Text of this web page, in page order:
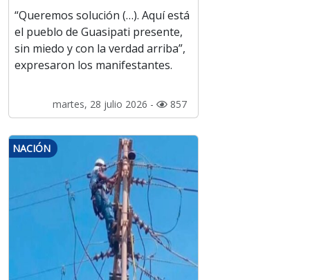
“Queremos solución (…). Aquí está
el pueblo de Guasipati presente,
sin miedo y con la verdad arriba”,
expresaron los manifestantes.
martes, 28 julio 2026 - 857
NACIÓN